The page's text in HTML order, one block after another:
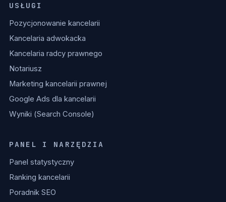
USŁUGI
Pozycjonowanie kancelarii
Kancelaria adwokacka
Kancelaria radcy prawnego
Notariusz
Marketing kancelarii prawnej
Google Ads dla kancelarii
Wyniki (Search Console)
PANEL I NARZĘDZIA
Panel statystyczny
Ranking kancelarii
Poradnik SEO